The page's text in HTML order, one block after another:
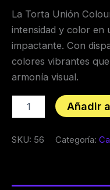
La Torta Unión
intensidad y color en
impactante. Con
colores vibrantes
armonía visual.
Añadir
SKU: 56 Categoría: